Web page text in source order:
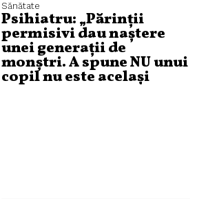
Sănătate
Psihiatru: „Părinții
permisivi dau naștere
unei generații de
monștri. A spune NU unui
copil nu este același